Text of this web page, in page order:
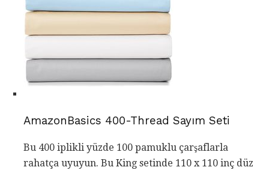
AmazonBasics 400-Thread Sayım Seti
Bu 400 iplikli yüzde 100 pamuklu çarşaflarla
rahatça uyuyun. Bu King setinde 110 x 110 inç düz